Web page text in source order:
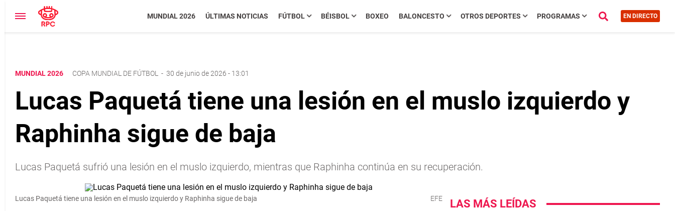
MUNDIAL 2026 ÚLTIMAS NOTICIAS FÚTBOL BÉISBOL BOXEO BALONCESTO OTROS DEPORTES PROGRAMAS EN DIRECTO
MUNDIAL 2026 COPA MUNDIAL DE FÚTBOL - 30 de junio de 2026 - 13:01
Lucas Paquetá tiene una lesión en el muslo izquierdo y
Raphinha sigue de baja
Lucas Paquetá sufrió una lesión en el muslo izquierdo, mientras que Raphinha continúa en su recuperación.
Lucas Paquetá tiene una lesión en el muslo izquierdo y Raphinha sigue de baja EFE LAS MÁS LEÍDAS